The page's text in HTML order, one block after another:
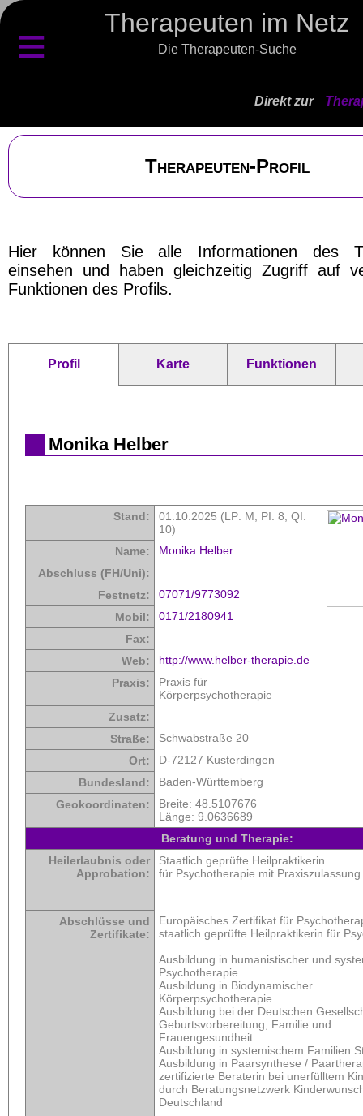
Therapeuten im Netz
Die Therapeuten-Suche
≡
Direkt zur
Therapeuten-Profil
Hier können Sie alle Informationen des
einsehen und haben gleichzeitig Zugriff auf
Funktionen des Profils.
Profil Karte Funktionen
Monika Helber
Stand: 01.10.2025 (LP: M, PI: 8 QI:
10)
Name:
Monika Helber
Abschluss (FH/Uni):
Festnetz:
07071/9773092
Mobil:
0171/2180941
Fax:
Web:
http://www.helber-therapie.de
Praxis:
Praxis für
Körperpsychotherapie
Zusatz:
Straße:
Schwabstraße 20
Ort:
D-72127 Kusterdingen
Bundesland:
Baden-Württemberg
Geokoordinaten:
Breite: 48.5107676
Länge: 9.0636689
Beratung und Therapie:
Heilerlaubnis oder
Approbation:
Staatlich geprüfte Heilpraktikerin
für Psychotherapie mit Praxiszulassung
Abschlüsse und
Zertifikate:
Europäisches Zertifikat für
staatlich geprüfte Heilpraktikerin für
Ausbildung in humanistischer und
Psychotherapie
Ausbildung in Biodynamischer
Körperpsychotherapie
Ausbildung bei der Deutschen
Geburtsvorbereitung, Familie und
Frauengesundheit
Ausbildung in systemischem Familien
Ausbildung in Paarsynthese /
zertifizierte Beraterin bei unerfülltem
durch Beratungsnetzwerk
Deutschland